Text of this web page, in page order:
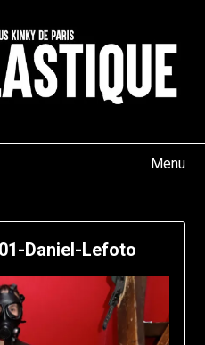
Menu
Daniel-Lefoto